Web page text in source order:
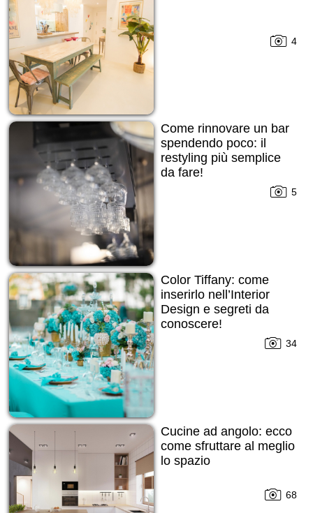
4
Come rinnovare un bar
spendendo poco: il
restyling più semplice
da fare!
5
Color Tiffany: come
inserirlo nell’Interior
Design e segreti da
conoscere!
34
Cucine ad angolo: ecco
come sfruttare al meglio
lo spazio
68